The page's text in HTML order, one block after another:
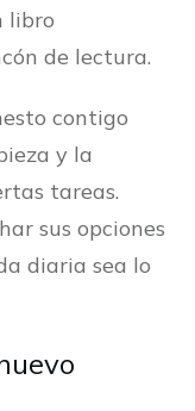
libro
de lectura.
contigo
y la
tareas.
sus opciones
diaria sea lo